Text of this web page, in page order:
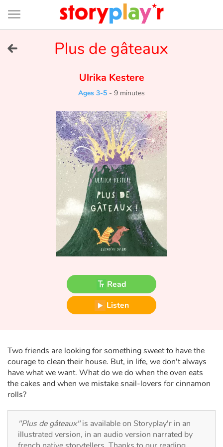
Connexion
Bibliothèque
de
page
Tales and classics in french
Fable, myth, literature and poetry
Princesses and princes, kings, queens and dragons
Ogres, monsters and witches
Heroines and Heroes
The animals
Travel, epic, investigation, adventure
Around the world
Learning
Plus de gâteaux
Ulrika Kestere
Ages 3-5 - 9 minutes
Read
Listen
Two friends are looking for something sweet to have the
courage to clean their house. But, in life, we don't always
have what we want. What do we do when the oven eats
the cakes and when we mistake snail-lovers for cinnamon
rolls?
"Plus de gâteaux"is available on Storyplay'r in an
illustrated version, in an audio version narrated by